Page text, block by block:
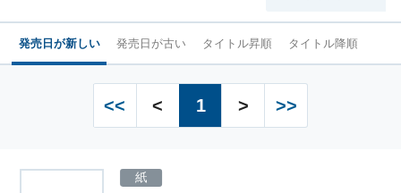
発売日が新しい 発売日が古い タイトル昇順 タイトル降順
<< < 1 > >>
紙